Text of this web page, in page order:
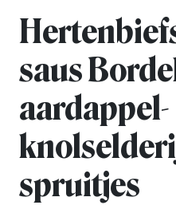
saus
aardappel-
spruitjes